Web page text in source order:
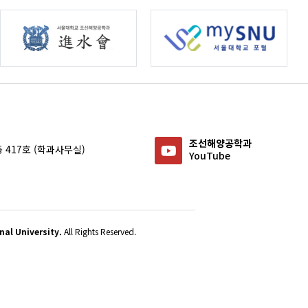
417호 (학과사무실)
조선해양공학과
YouTube
University. All Rights Reserved.